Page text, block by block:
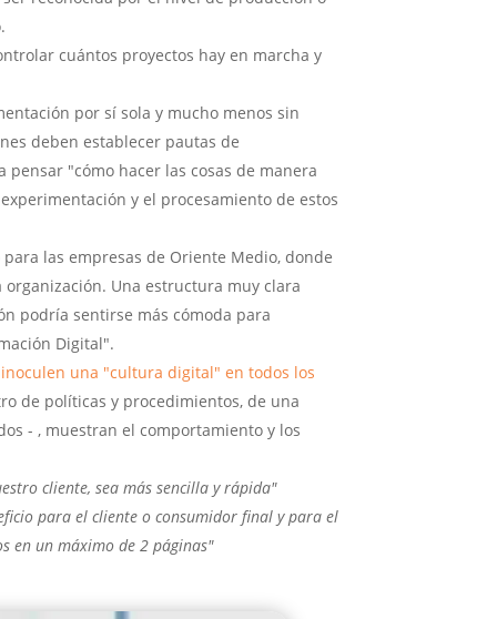
cuántos proyectos hay en marcha y
por sí sola y mucho menos sin
deben establecer pautas de
"cómo hacer las cosas de manera
y el procesamiento de estos
las empresas de Oriente Medio, donde
Una estructura muy clara
podría sentirse más cómoda para
Digital".
una "cultura digital" en todos los
de políticas y procedimientos, de una
- , muestran el comportamiento y los
cliente, sea más sencilla y rápida"
para el cliente o consumidor final y para el
en un máximo de 2 páginas"